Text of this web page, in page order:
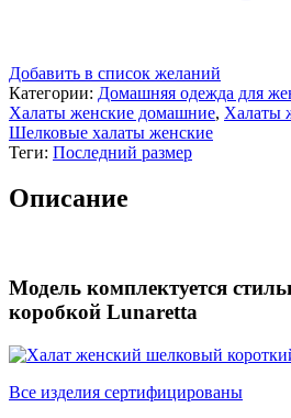
Добавить в список желаний
Категории: Домашняя одежда для
Халаты женские домашние, Халаты
Шелковые халаты женские
Теги: Последний размер
Описание
Модель комплектуется
коробкой Lunaretta
Все изделия сертифицированы